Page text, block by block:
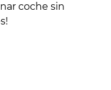
coche sin